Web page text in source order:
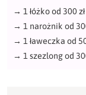
→ 1 łóżko od 300 zł
→ 1 narożnik od
→ 1 ławeczka od
→ 1 szezlong od